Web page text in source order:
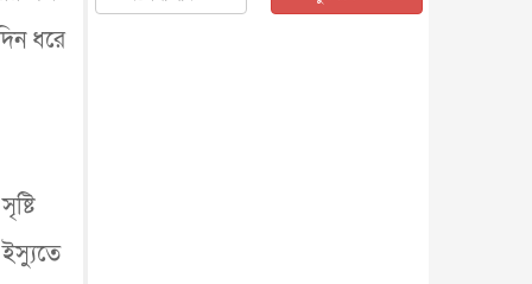
ধরে
ইস্যুতে
জাতীয় ৫ আগস্ট, ২০২৬